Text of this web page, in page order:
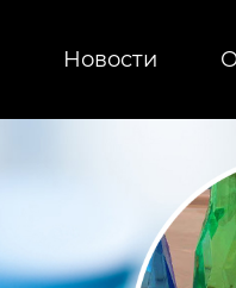
Новости